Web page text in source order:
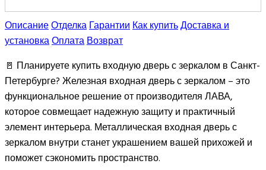
ОписаниеОтделкаГарантииКак купитьДоставка и
установкаОплатаВозврат
🚪 Планируете купить входную дверь с зеркалом в Санкт-
Петербурге? Железная входная дверь с зеркалом – это
функциональное решение от производителя ЛАВА,
которое совмещает надежную защиту и практичный
элемент интерьера. Металлическая входная дверь с
зеркалом внутри станет украшением вашей прихожей и
поможет сэкономить пространство.